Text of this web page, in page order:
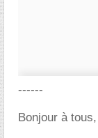
------
Bonjour à tous,